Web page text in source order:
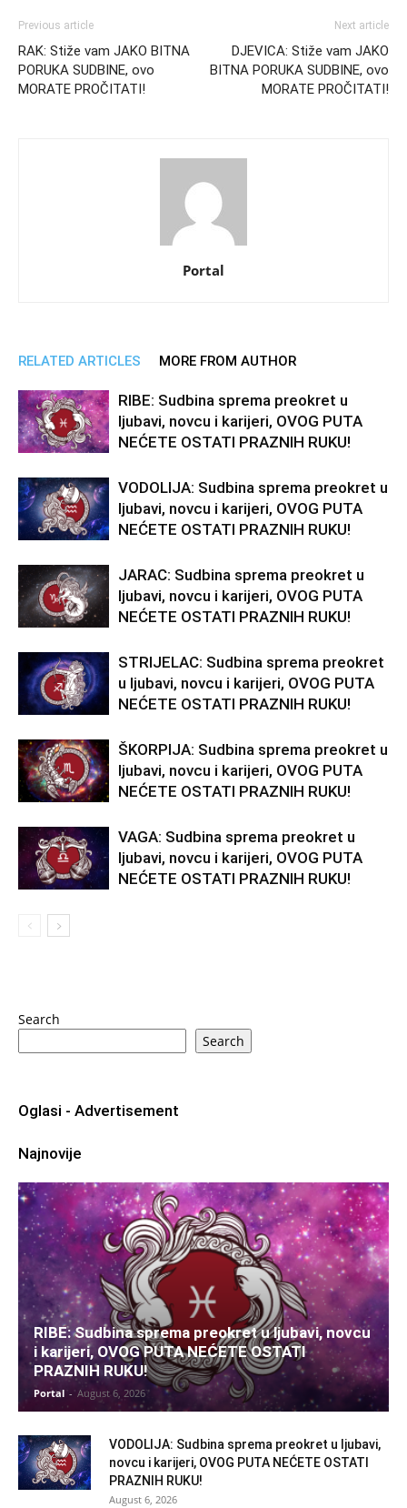
Previous article
RAK: Stiže vam JAKO BITNA
PORUKA SUDBINE, ovo
MORATE PROČITATI!
Next article
DJEVICA: Stiže vam JAKO
BITNA PORUKA SUDBINE, ovo
MORATE PROČITATI!
Portal
RELATED ARTICLES MORE FROM AUTHOR
RIBE: Sudbina sprema preokret u
ljubavi, novcu i karijeri, OVOG PUTA
NEĆETE OSTATI PRAZNIH RUKU!
VODOLIJA: Sudbina sprema preokret u
ljubavi, novcu i karijeri, OVOG PUTA
NEĆETE OSTATI PRAZNIH RUKU!
JARAC: Sudbina sprema preokret u
ljubavi, novcu i karijeri, OVOG PUTA
NEĆETE OSTATI PRAZNIH RUKU!
STRIJELAC: Sudbina sprema preokret
u ljubavi, novcu i karijeri, OVOG PUTA
NEĆETE OSTATI PRAZNIH RUKU!
ŠKORPIJA: Sudbina sprema preokret u
ljubavi, novcu i karijeri, OVOG PUTA
NEĆETE OSTATI PRAZNIH RUKU!
VAGA: Sudbina sprema preokret u
ljubavi, novcu i karijeri, OVOG PUTA
NEĆETE OSTATI PRAZNIH RUKU!
Search
Search
Oglasi - Advertisement
Najnovije
RIBE: Sudbina sprema preokret u ljubavi, novcu
i karijeri, OVOG PUTA NEĆETE OSTATI
PRAZNIH RUKU!
Portal - August 6, 2026
VODOLIJA: Sudbina sprema preokret u ljubavi,
novcu i karijeri, OVOG PUTA NEĆETE OSTATI
PRAZNIH RUKU!
August 6, 2026